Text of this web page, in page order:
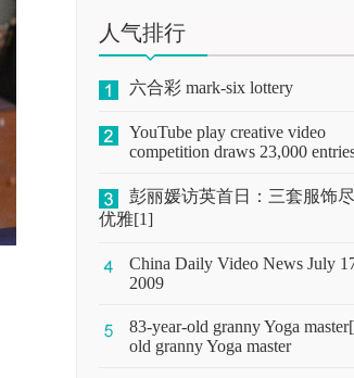
人气排行
六合彩 mark-six lottery
YouTube play creative video
competition draws 23,000
彭丽媛访英首日：三套服饰
优雅[1]
China Daily Video News July
2009
83-year-old granny Yoga
old granny Yoga master